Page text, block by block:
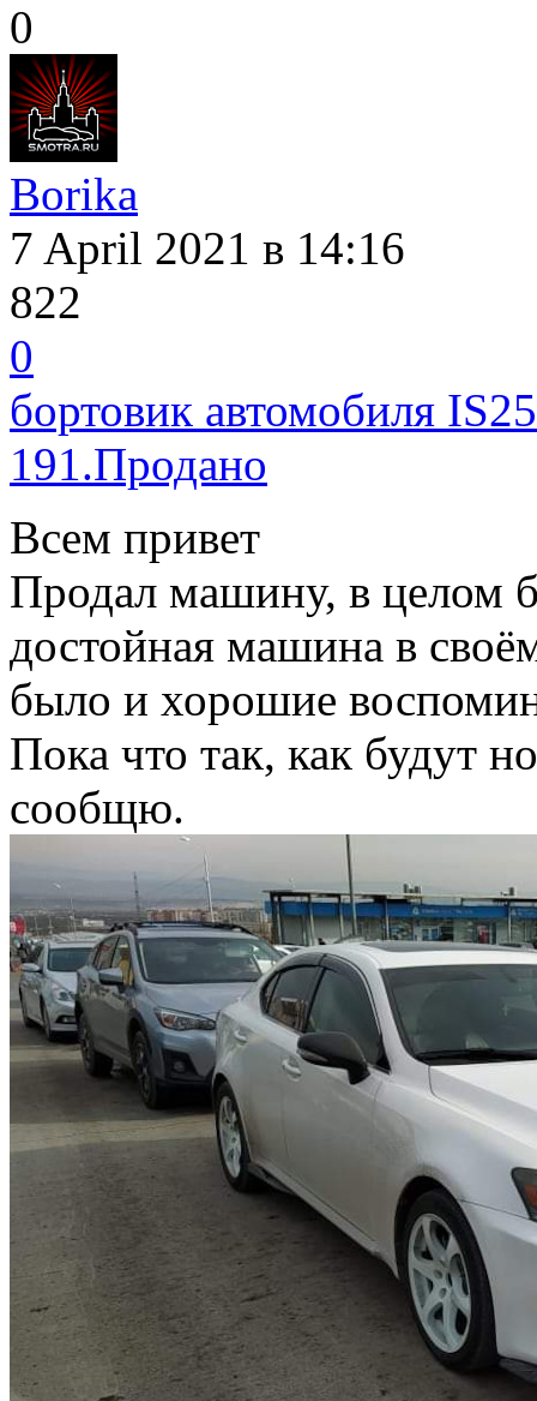
0
Borika
7 April 2021 в 14:16
822
0
бортовик автомобиля
191.Продано
Всем привет
Продал машину, в целом
достойная машина в
было и хорошие
Пока что так, как будут
сообщю.